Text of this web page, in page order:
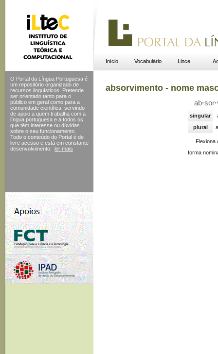
Início Vocabulário Lince
O Portal da Língua Portuguesa é
um repositório organizado de
recursos linguísticos. Pretende
ser orientado tanto para o
público em geral como para a
comunidade científica, servindo
de apoio a quem trabalha com a
língua portuguesa e a todos os
que têm interesse ou dúvidas
sobre o seu funcionamento.
Todo o conteúdo do Portal é de
livre acesso e está em constante
desenvolvimento.
ler mais
absorvimento - nome
ab·sor·
singular
plural
Flexiona
forma